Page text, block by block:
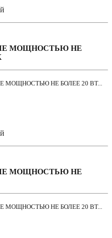
МОЩНОСТЬЮ НЕ
МОЩНОСТЬЮ НЕ БОЛЕЕ 20 ВТ...
МОЩНОСТЬЮ НЕ
МОЩНОСТЬЮ НЕ БОЛЕЕ 20 ВТ...